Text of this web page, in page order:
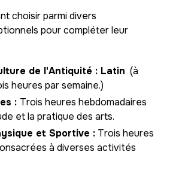
choisir parmi divers
pour compléter leur
de l'Antiquité : Latin (à
heures par semaine.)
: Trois heures hebdomadaires
et la pratique des arts.
et Sportive : Trois heures
à diverses activités